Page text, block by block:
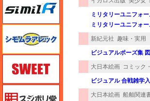
ミリタリーユニフォ
ミリタリーユニフォ
新紀元社 趣味・実用
ビジュアルポーズ集
大日本絵画 コミック
ビジュアル 合戦雑学
大日本絵画 船舶関連
シモムラアレック
スジボリ堂